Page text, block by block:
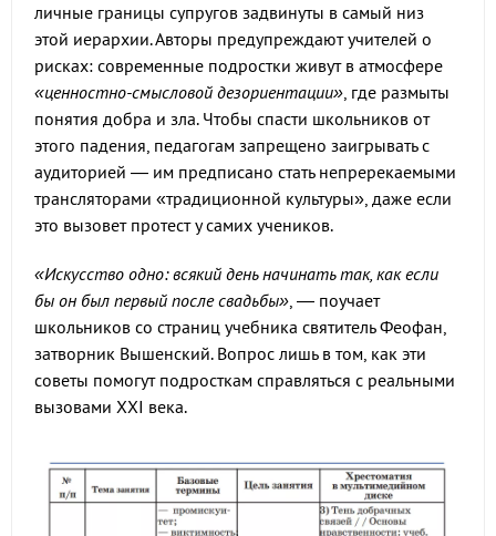
личные границы супругов задвинуты в самый низ
этой иерархии. Авторы предупреждают учителей о
рисках: современные подростки живут в атмосфере
«ценностно-смысловой дезориентации», где размыты
понятия добра и зла. Чтобы спасти школьников от
этого падения, педагогам запрещено заигрывать с
аудиторией — им предписано стать непререкаемыми
трансляторами «традиционной культуры», даже если
это вызовет протест у самих учеников.
«Искусство одно: всякий день начинать так, как если
бы он был первый после свадьбы», — поучает
школьников со страниц учебника святитель Феофан,
затворник Вышенский. Вопрос лишь в том, как эти
советы помогут подросткам справляться с реальными
вызовами XXI века.